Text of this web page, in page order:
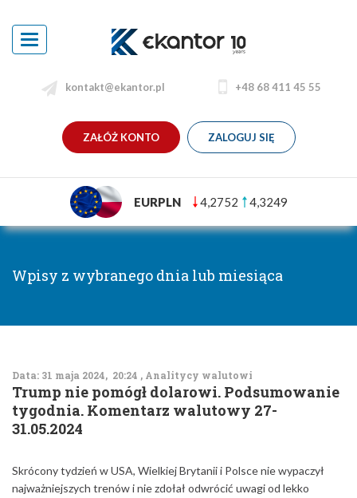
Toggle
navigation
kontakt@ekantor.pl +48 68 411 45 55
ZAŁÓŻ KONTO ZALOGUJ SIĘ
EURPLN 4,2752 4,3249
Wpisy z wybranego dnia lub miesiąca
Data: 31 maja 2024, 20:24 , Analitycy walutowi
Trump nie pomógł dolarowi. Podsumowanie
tygodnia. Komentarz walutowy 27-
31.05.2024
Skrócony tydzień w USA, Wielkiej Brytanii i Polsce nie wypaczył
najważniejszych trenów i nie zdołał odwrócić uwagi od lekko